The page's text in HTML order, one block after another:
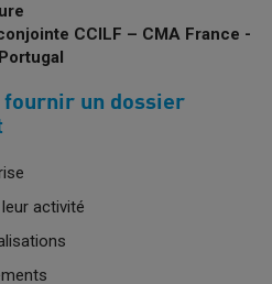
CCILF – CMA France -
un dossier
activité